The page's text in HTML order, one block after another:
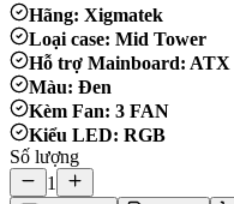
Hãng: Xigmatek
Loại case: Mid Tower
Hỗ trợ Mainboard: ATX
Màu: Đen
Kèm Fan: 3 FAN
Kiểu LED: RGB
Số lượng
1